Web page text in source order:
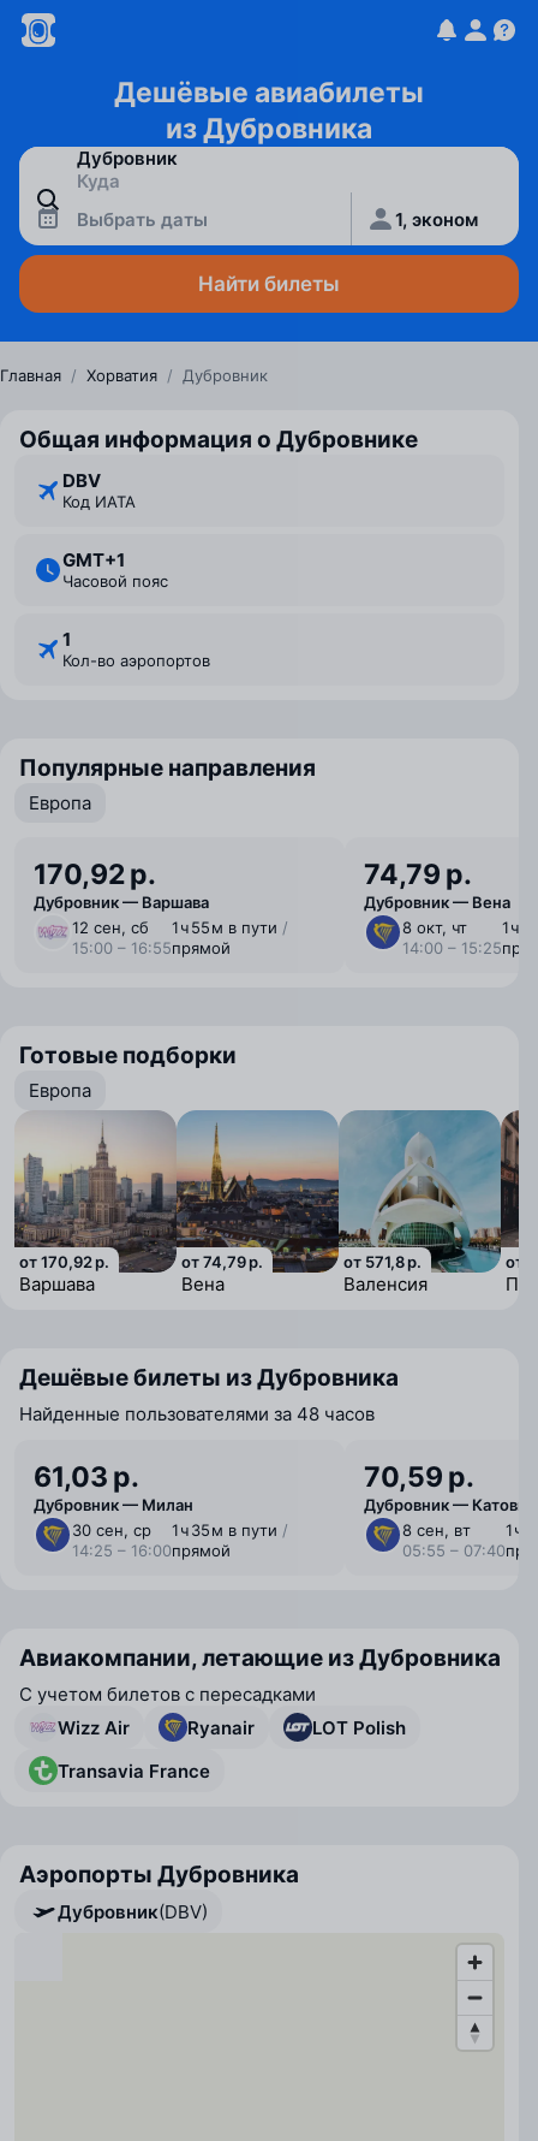
Дешёвые авиабилеты
из Дубровника
Выбрать даты 1, эконом
Найти билеты
Главная / Хорватия / Дубровник
Общая информация о Дубровнике
DBV
Код ИАТА
GMT+1
Часовой пояс
1
Кол-во аэропортов
Популярные направления
Европа
170,92 р.
Дубровник — Варшава
12 сен, сб
15:00 – 16:55
1 ⁠ч 55 ⁠м в пути /
прямой
74,79 р.
Дубровник — Вена
8 окт, чт
14:00 – 15:25
1 ⁠ч
Готовые подборки
Европа
от 170,92 р.
Варшава
от 74,79 р.
Вена
от 571,8 р.
Валенсия
от
Дешёвые билеты из Дубровника
Найденные пользователями за 48 часов
61,03 р.
Дубровник — Милан
30 сен, ср
14:25 – 16:00
1 ⁠ч 35 ⁠м в пути /
прямой
70,59 р.
Дубровник —
8 сен, вт
05:55 – 07:40
1 ⁠ч
Авиакомпании, летающие из Дубровника
С учетом билетов с пересадками
Wizz Air
Ryanair
LOT Polish
Transavia France
Аэропорты Дубровника
Дубровник(DBV)